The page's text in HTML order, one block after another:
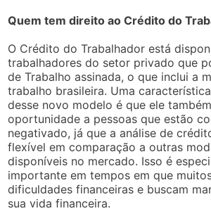
Quem tem direito ao Crédito do
O Crédito do Trabalhador está
trabalhadores do setor privado que
de Trabalho assinada, o que inclui a
trabalho brasileira. Uma
desse novo modelo é que ele
oportunidade a pessoas que estão
negativado, já que a análise de
flexível em comparação a outras
disponíveis no mercado. Isso é
importante em tempos em que
dificuldades financeiras e buscam
sua vida financeira.